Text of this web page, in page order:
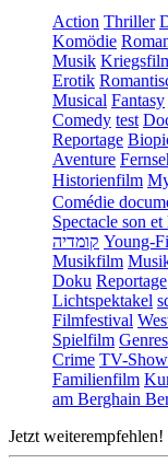
Action Thriller
Komödie
Musik
Erotik
Musical Fantasy
Comedy test
Reportage
Aventure
Historienfilm
Comédie
Spectacle son
קומדיה Young-
Musikfilm
Doku Reportage
Lichtspektakel
Filmfestival
Spielfilm Genres
Crime TV-Show
Familienfilm
am Berghain
Jetzt weiterempfehlen!